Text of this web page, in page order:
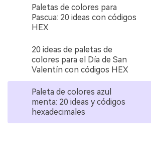
Paletas de colores para
Pascua: 20 ideas con códigos
HEX
20 ideas de paletas de
colores para el Día de San
Valentín con códigos HEX
Paleta de colores azul
menta: 20 ideas y códigos
hexadecimales